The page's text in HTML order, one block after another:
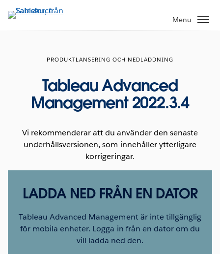
vidare
Menu
PRODUKTLANSERING OCH NEDLADDNING
Tableau Advanced
Management 2022.3.4
Vi rekommenderar att du använder den senaste
underhållsversionen, som innehåller ytterligare
korrigeringar.
LADDA NED FRÅN EN DATOR
Tableau Advanced Management är inte tillgänglig
för mobila enheter. Logga in från en dator om du
vill ladda ned den.